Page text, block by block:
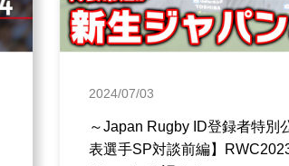
2024/07/03
～Japan Rugby ID登録者特別
表選手SP対談前編】